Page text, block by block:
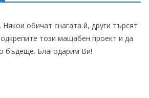
обичат снагата й, други търсят
този мащабен проект и да
бъдеще. Благодарим Ви!